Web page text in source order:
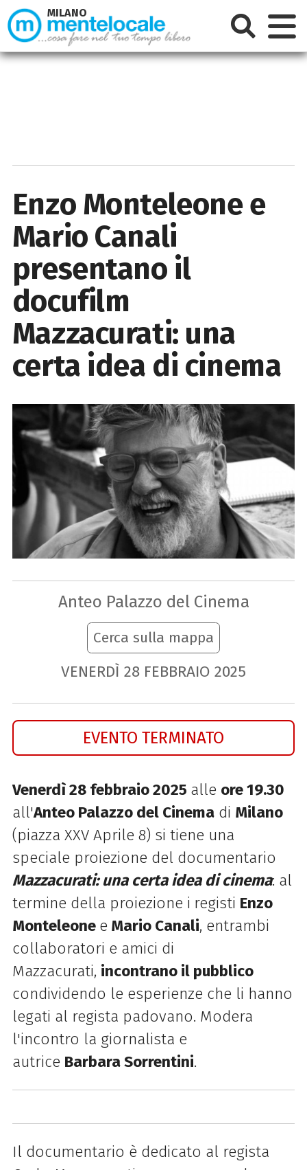
Enzo Monteleone e
Mario Canali
presentano il
docufilm
Mazzacurati: una
certa idea di cinema
Anteo Palazzo del Cinema
Cerca sulla mappa
VENERDÌ 28 FEBBRAIO 2025
EVENTO TERMINATO
Venerdì 28 febbraio 2025 alle ore 19.30
all'Anteo Palazzo del Cinemadi Milano
(piazza XXV Aprile 8) si tiene una
speciale proiezione del documentario
Mazzacurati: una certa idea di cinema: al
termine della proiezione i registi Enzo
Monteleone e Mario Canali, entrambi
collaboratori e amici di
Mazzacurati, incontrano il pubblico
condividendo le esperienze che li hanno
legati al regista padovano. Modera
l'incontro la giornalista e
autrice Barbara Sorrentini.
Il documentario è dedicato al regista
MILANO